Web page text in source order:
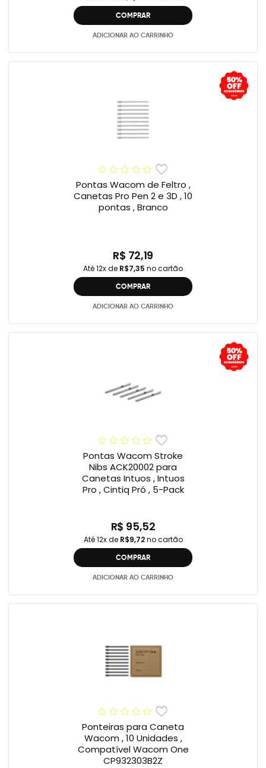
COMPRAR
ADICIONAR AO CARRINHO
Pontas Wacom de Feltro ,
Canetas Pro Pen 2 e 3D , 10
pontas , Branco
R$ 72,19
Até 12x de R$7,35 no cartão
COMPRAR
ADICIONAR AO CARRINHO
Pontas Wacom Stroke
Nibs ACK20002 para
Canetas Intuos , Intuos
Pro , Cintiq Pró , 5-Pack
R$ 95,52
Até 12x de R$9,72no cartão
COMPRAR
ADICIONAR AO CARRINHO
Ponteiras para Caneta
Wacom , 10 Unidades ,
Compatível Wacom One
CP932303B2Z